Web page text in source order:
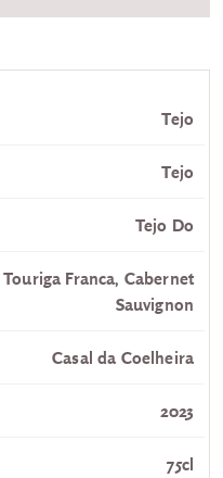
Tejo
Tejo
Tejo Do
Franca, Cabernet
Sauvignon
Casal da Coelheira
2023
75cl